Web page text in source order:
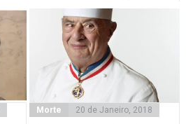
Morte 20 de Janeiro, 2018